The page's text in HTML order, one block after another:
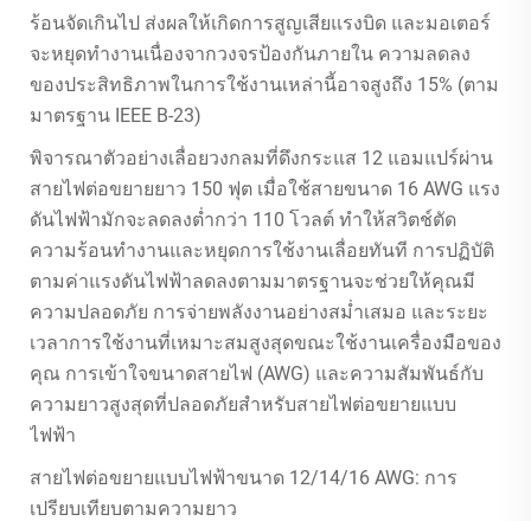
ร้อนจัดเกินไป ส่งผลให้เกิดการสูญเสียแรงบิด และมอเตอร์
จะหยุดทำงานเนื่องจากวงจรป้องกันภายใน ความลดลง
ของประสิทธิภาพในการใช้งานเหล่านี้อาจสูงถึง 15% (ตาม
มาตรฐาน IEEE B-23)
พิจารณาตัวอย่างเลื่อยวงกลมที่ดึงกระแส 12 แอมแปร์ผ่าน
สายไฟต่อขยายยาว 150 ฟุต เมื่อใช้สายขนาด 16 AWG แรง
ดันไฟฟ้ามักจะลดลงต่ำกว่า 110 โวลต์ ทำให้สวิตช์ตัด
ความร้อนทำงานและหยุดการใช้งานเลื่อยทันที การปฏิบัติ
ตามค่าแรงดันไฟฟ้าลดลงตามมาตรฐานจะช่วยให้คุณมี
ความปลอดภัย การจ่ายพลังงานอย่างสม่ำเสมอ และระยะ
เวลาการใช้งานที่เหมาะสมสูงสุดขณะใช้งานเครื่องมือของ
คุณ การเข้าใจขนาดสายไฟ (AWG) และความสัมพันธ์กับ
ความยาวสูงสุดที่ปลอดภัยสำหรับสายไฟต่อขยายแบบ
ไฟฟ้า
สายไฟต่อขยายแบบไฟฟ้าขนาด 12/14/16 AWG: การ
เปรียบเทียบตามความยาว